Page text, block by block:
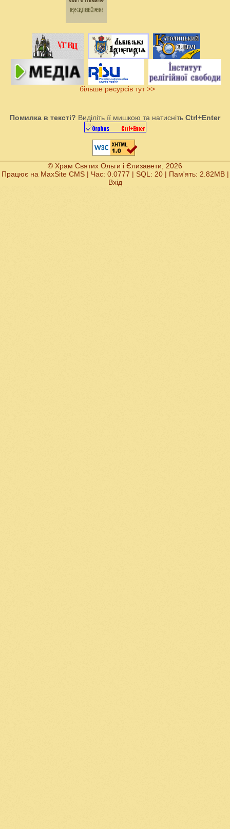
більше ресурсів тут >>
Помилка в тексті? Виділіть її мишкою та натисніть Ctrl+Enter
© Храм Святих Ольги і Єлизавети, 2026
Працює на MaxSite CMS| Час: 0.0777 | SQL: 20 | Пам'ять: 2.82MB|
Вхід